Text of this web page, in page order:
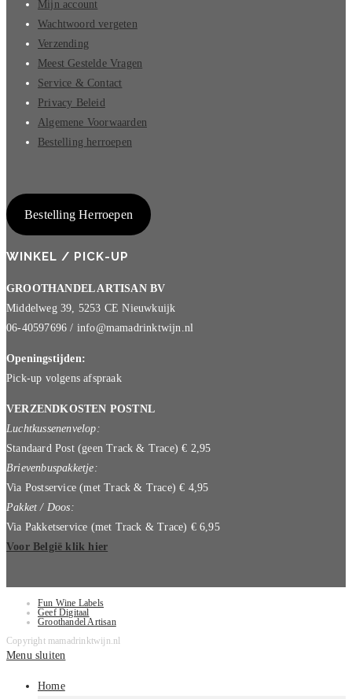
Mijn account
Wachtwoord vergeten
Verzending
Meest Gestelde Vragen
Service & Contact
Privacy Beleid
Algemene Voorwaarden
Bestelling herroepen
Bestelling Herroepen
WINKEL / PICK-UP
GROOTHANDEL ARTISAN BV
Middelweg 39, 5253 CE Nieuwkuijk
06-40597696 / info@mamadrinktwijn.nl
Openingstijden:
Pick-up volgens afspraak
VERZENDKOSTEN POSTNL
Luchtkussenenvelop:
Standaard Post (geen Track & Trace) € 2,95
Brievenbuspakketje:
Via Postservice (met Track & Trace) € 4,95
Pakket / Doos:
Via Pakketservice (met Track & Trace) € 6,95
Voor België klik hier
Fun Wine Labels
Geef Digitaal
Groothandel Artisan
Copyright mamadrinktwijn.nl
Menu sluiten
Home